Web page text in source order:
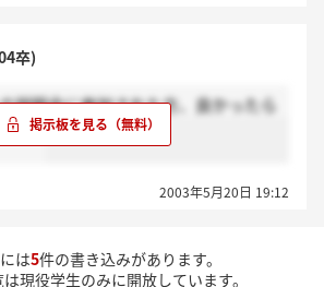
卒)
説明会に参加された方、良かったら
う。
2003年5月20日 19:12
は5件の書き込みがあります。
現役学生のみに開放しています。